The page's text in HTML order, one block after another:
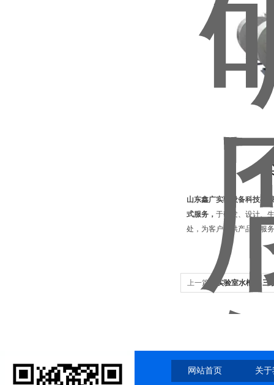
山东鑫广实验设备科技有
式服务， 于研发、设计、
处，为客户提供产品和服
上一篇： 实验室水槽台 三
网站首页 关